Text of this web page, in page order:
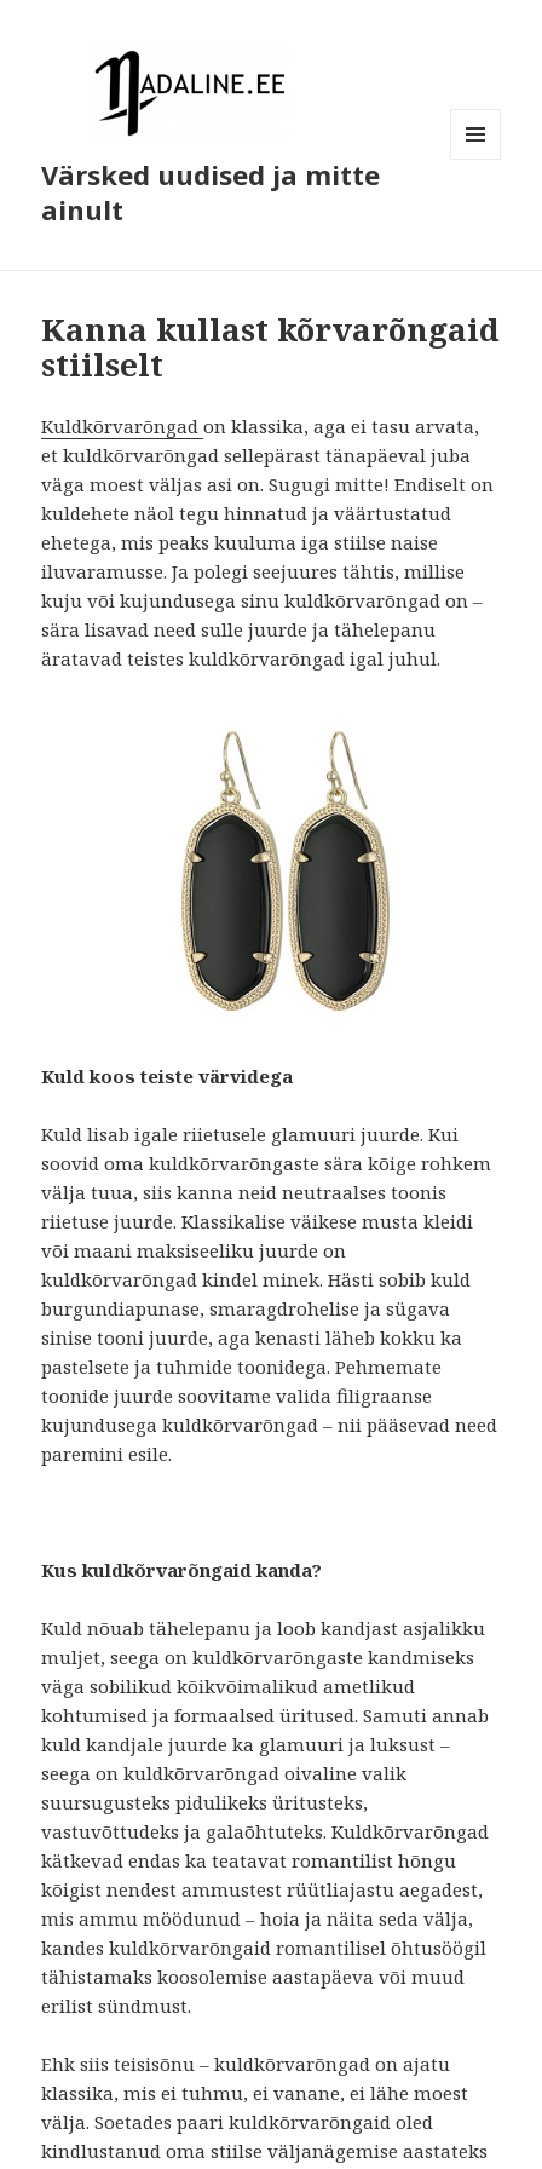
Värsked uudised ja mitte
ainult
Kanna kullast kõrvarõngaid
stiilselt
Kuldkõrvarõngadon klassika, aga ei tasu arvata,
et kuldkõrvarõngad sellepärast tänapäeval juba
väga moest väljas asi on. Sugugi mitte! Endiselt on
kuldehete näol tegu hinnatud ja väärtustatud
ehetega, mis peaks kuuluma iga stiilse naise
iluvaramusse. Ja polegi seejuures tähtis, millise
kuju või kujundusega sinu kuldkõrvarõngad on –
sära lisavad need sulle juurde ja tähelepanu
äratavad teistes kuldkõrvarõngad igal juhul.
Kuld koos teiste värvidega
Kuld lisab igale riietusele glamuuri juurde. Kui
soovid oma kuldkõrvarõngaste sära kõige rohkem
välja tuua, siis kanna neid neutraalses toonis
riietuse juurde. Klassikalise väikese musta kleidi
või maani maksiseeliku juurde on
kuldkõrvarõngad kindel minek. Hästi sobib kuld
burgundiapunase, smaragdrohelise ja sügava
sinise tooni juurde, aga kenasti läheb kokku ka
pastelsete ja tuhmide toonidega. Pehmemate
toonide juurde soovitame valida filigraanse
kujundusega kuldkõrvarõngad – nii pääsevad need
paremini esile.
Kus kuldkõrvarõngaid kanda?
Kuld nõuab tähelepanu ja loob kandjast asjalikku
muljet, seega on kuldkõrvarõngaste kandmiseks
väga sobilikud kõikvõimalikud ametlikud
kohtumised ja formaalsed üritused. Samuti annab
kuld kandjale juurde ka glamuuri ja luksust –
seega on kuldkõrvarõngad oivaline valik
suursugusteks pidulikeks üritusteks,
vastuvõttudeks ja galaõhtuteks. Kuldkõrvarõngad
kätkevad endas ka teatavat romantilist hõngu
kõigist nendest ammustest rüütliajastu aegadest,
mis ammu möödunud – hoia ja näita seda välja,
kandes kuldkõrvarõngaid romantilisel õhtusöögil
tähistamaks koosolemise aastapäeva või muud
erilist sündmust.
Ehk siis teisisõnu – kuldkõrvarõngad on ajatu
klassika, mis ei tuhmu, ei vanane, ei lähe moest
välja. Soetades paari kuldkõrvarõngaid oled
kindlustanud oma stiilse väljanägemise aastateks